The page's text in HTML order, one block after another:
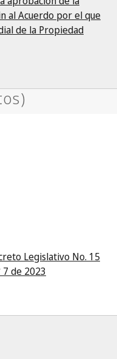
al Acuerdo por el que
de la Propiedad
Legislativo No. 15
de 2023